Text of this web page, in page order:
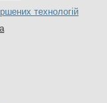
технологій